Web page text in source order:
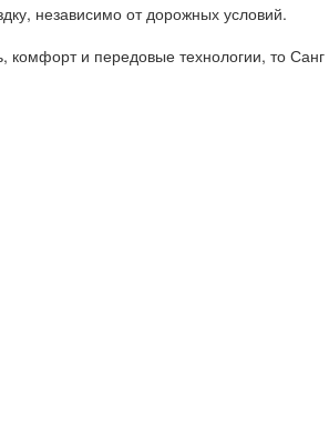
независимо от дорожных условий.
комфорт и передовые технологии, то Санг